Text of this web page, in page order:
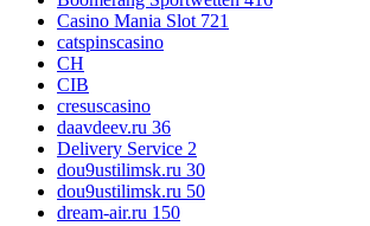
Casino Mania Slot 721
catspinscasino
CH
CIB
cresuscasino
daavdeev.ru 36
Delivery Service 2
dou9ustilimsk.ru 30
dou9ustilimsk.ru 50
dream-air.ru 150